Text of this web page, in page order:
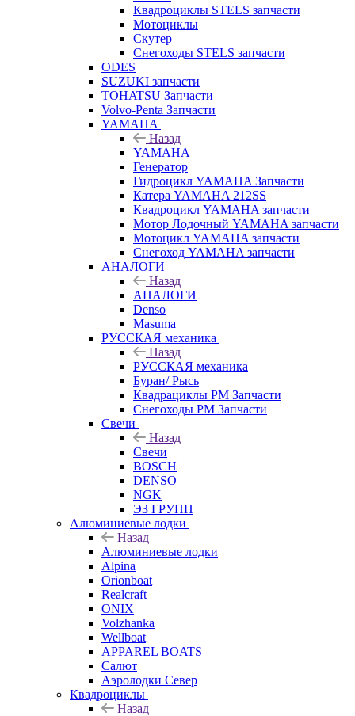
Квадроциклы STELS запчасти
Мотоциклы
Скутер
Снегоходы STELS запчасти
ODES
SUZUKI запчасти
TOHATSU Запчасти
Volvo-Penta Запчасти
YAMAHA
Назад
YAMAHA
Генератор
Гидроцикл YAMAHA Запчасти
Катера YAMAHA 212SS
Квадроцикл YAMAHA запчасти
Мотор Лодочный YAMAHA запчасти
Мотоцикл YAMAHA запчасти
Снегоход YAMAHA запчасти
АНАЛОГИ
Назад
АНАЛОГИ
Denso
Masuma
РУССКАЯ механика
Назад
РУССКАЯ механика
Буран/ Рысь
Квадрациклы РМ Запчасти
Снегоходы РМ Запчасти
Свечи
Назад
Свечи
BOSCH
DENSO
NGK
ЭЗ ГРУПП
Алюминиевые лодки
Назад
Алюминиевые лодки
Alpina
Orionboat
Realcraft
ONIX
Volzhanka
Wellboat
АPPAREL BOATS
Салют
Аэролодки Север
Квадроциклы
Назад